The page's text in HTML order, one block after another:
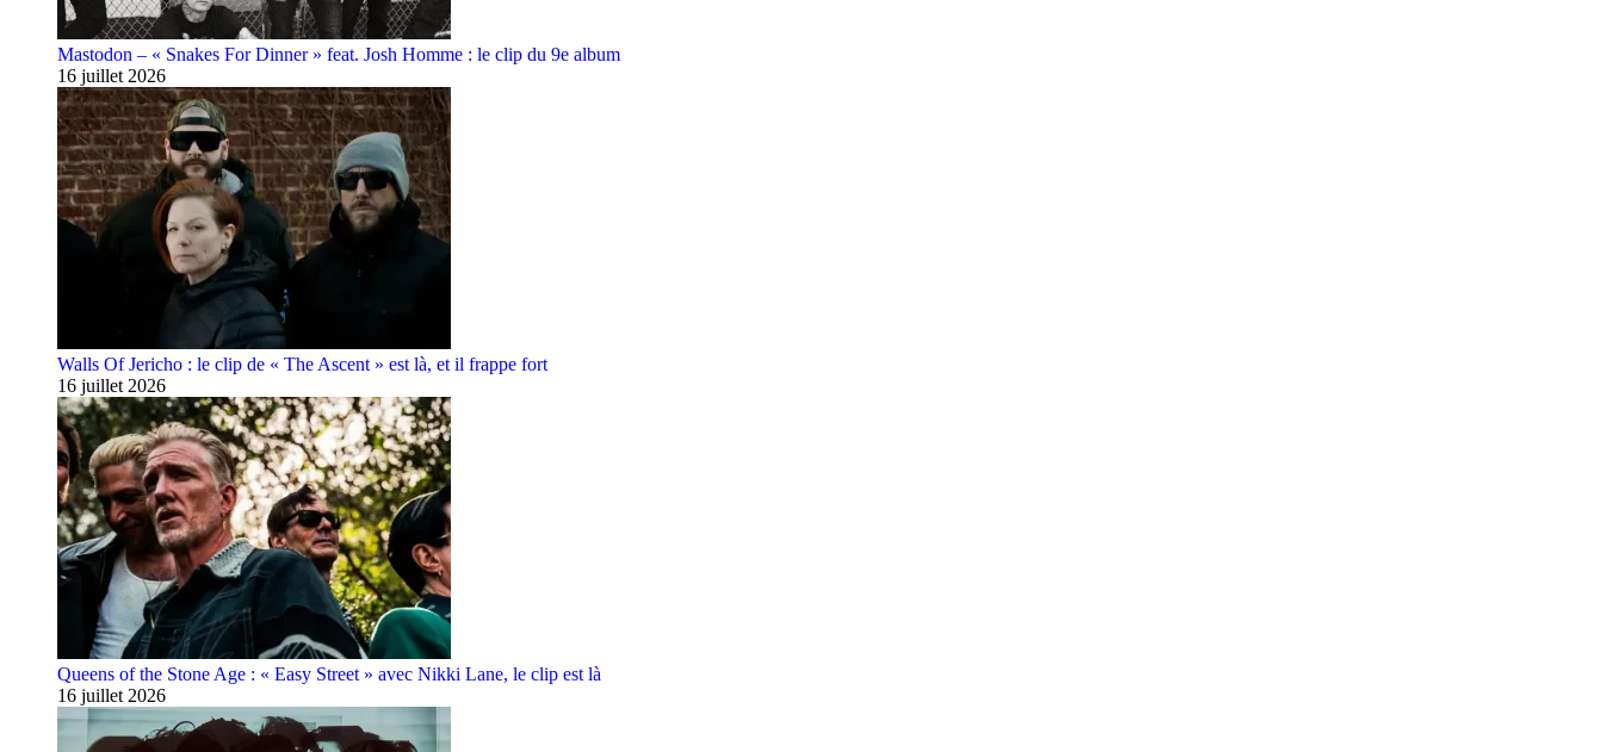
Mastodon – « Snakes For Dinner » feat. Josh Homme : le clip du 9e album
16 juillet 2026
Walls Of Jericho : le clip de « The Ascent » est là, et il frappe fort
16 juillet 2026
Queens of the Stone Age : « Easy Street » avec Nikki Lane, le clip est là
16 juillet 2026